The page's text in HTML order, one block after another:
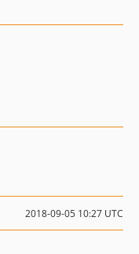
2018-09-05 10:27 UTC